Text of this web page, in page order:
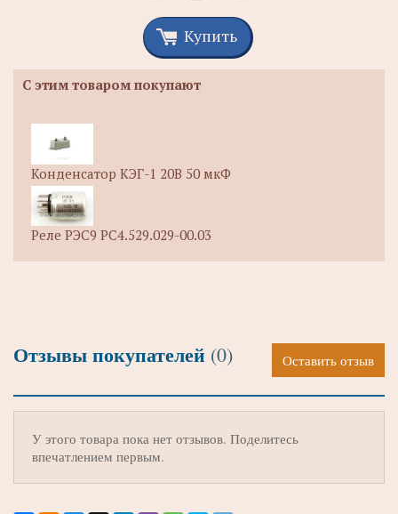
Купить
С этим товаром покупают
Конденсатор КЭГ-1 20В 50 мкФ
Реле РЭС9 РС4.529.029-00.03
Отзывы покупателей (0) Оставить отзыв
У этого товара пока нет отзывов. Поделитесь
впечатлением первым.